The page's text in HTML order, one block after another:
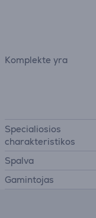
Komplekte yra
Specialiosios
charakteristikos
Spalva
Gamintojas